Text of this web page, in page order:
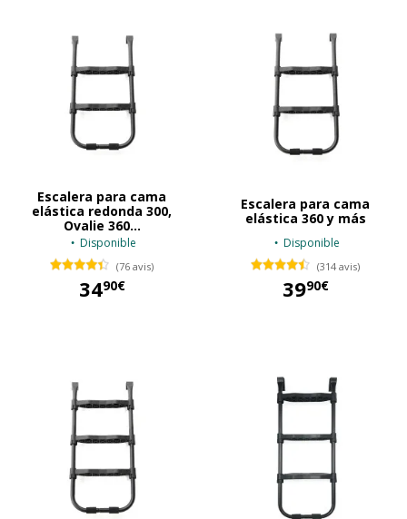
Escalera para cama
elástica redonda 300,
Ovalie 360...
Disponible
(76 avis)
3490€
Escalera para cama
elástica 360 y más
Disponible
(314 avis)
3990€